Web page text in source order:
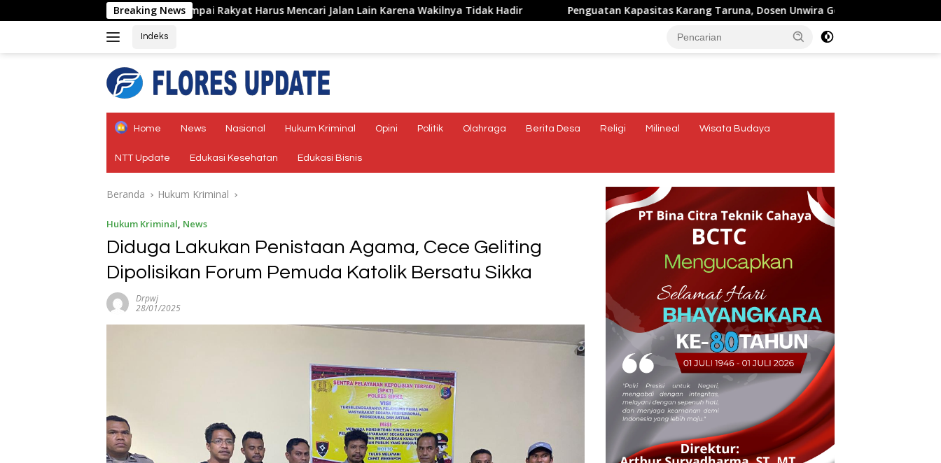
ke
Breaking News
Jangan Sampai Rakyat Harus Mencari Jalan Lain Karena Wakilnya Tidak Hadir Penguatan Kapasitas Karang Taruna, Dosen Unwira Gelar Pengabdian kepada Masyarakat di
Indeks
Home News Nasional Hukum Kriminal Opini Politik Olahraga Berita Desa Religi Milineal Wisata Budaya
NTT Update Edukasi Kesehatan Edukasi Bisnis
Beranda Hukum Kriminal
Hukum Kriminal, News
Diduga Lakukan Penistaan Agama, Cece Geliting
Dipolisikan Forum Pemuda Katolik Bersatu Sikka
Drpwj
28/01/2025